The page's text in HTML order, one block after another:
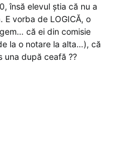
însă elevul știa că nu a
vorba de LOGICĂ, o
că ei din comisie
la o notare la alta…), că
una după ceafă ??